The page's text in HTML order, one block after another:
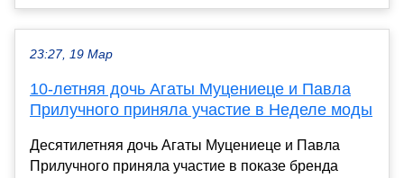
23:27, 19 Мар
10-летняя дочь Агаты Муцениеце и Павла
Прилучного приняла участие в Неделе моды
Десятилетняя дочь Агаты Муцениеце и Павла
Прилучного приняла участие в показе бренда